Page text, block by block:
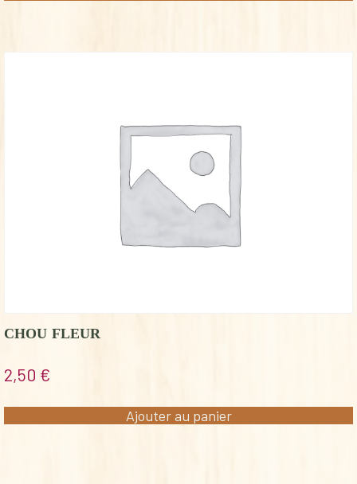
CHOU FLEUR
2,50 €
Ajouter au panier